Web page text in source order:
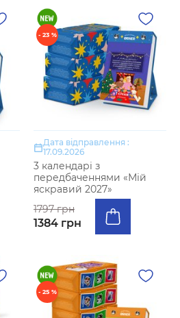
- 23 %
Дата відправлення :
17.09.2026
3 календарі з
передбаченнями «Мій
яскравий 2027»
1797 грн
1384 грн
- 25 %